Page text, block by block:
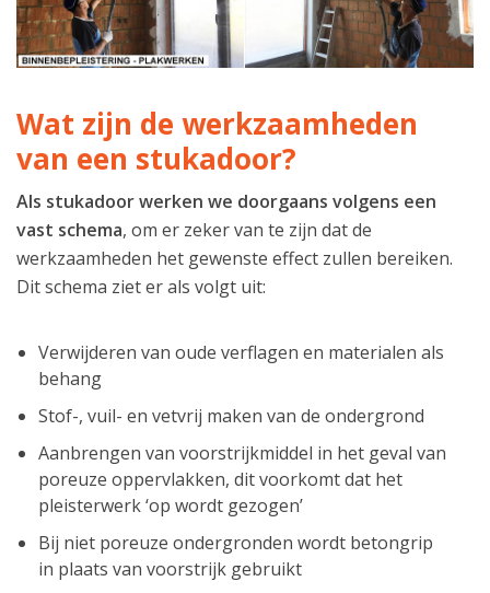
Wat zijn de werkzaamheden
van een stukadoor?
Als stukadoor werken we doorgaans volgens een
vast schema, om er zeker van te zijn dat de
werkzaamheden het gewenste effect zullen bereiken.
Dit schema ziet er als volgt uit:
Verwijderen van oude verflagen en materialen als
behang
Stof-, vuil- en vetvrij maken van de ondergrond
Aanbrengen van voorstrijkmiddel in het geval van
poreuze oppervlakken, dit voorkomt dat het
pleisterwerk ‘op wordt gezogen’
Bij niet poreuze ondergronden wordt betongrip
in plaats van voorstrijk gebruikt